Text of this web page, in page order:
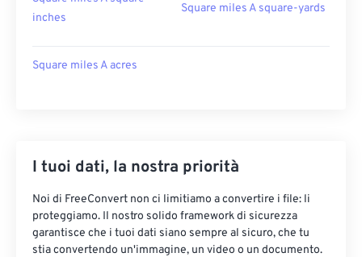
inches
Square miles A square-yards
Square miles A acres
I tuoi dati, la nostra priorità
Noi di FreeConvert non ci limitiamo a convertire i file: li
proteggiamo. Il nostro solido framework di sicurezza
garantisce che i tuoi dati siano sempre al sicuro, che tu
stia convertendo un'immagine, un video o un documento.